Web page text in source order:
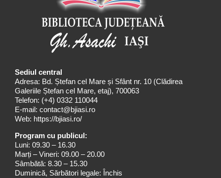
Sediul central
Adresa: Bd. Ștefan cel Mare și Sfânt nr. 10 (Clădirea
Galeriile Ștefan cel Mare, etaj), 700063
Telefon: (+4) 0332 110044
E-mail: contact@bjiasi.ro
Web: https://bjiasi.ro/
Program cu publicul:
Luni: 09.30 – 16.30
Marți – Vineri: 09.00 – 20.00
Sâmbătă: 8.30 – 15.30
Duminică, Sărbători legale: Închis